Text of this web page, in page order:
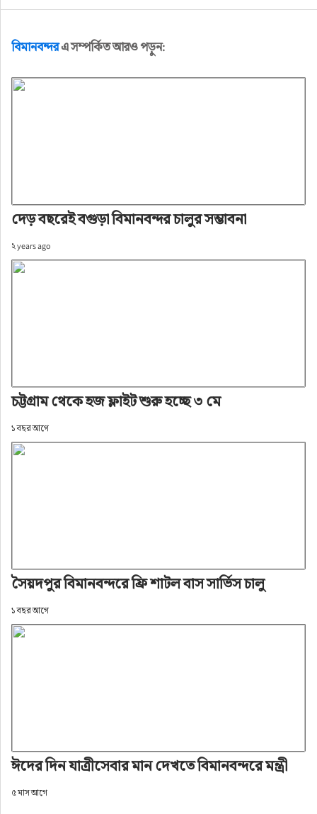
বিমানবন্দরএ সম্পর্কিত আরও পড়ুন:
দেড় বছরেই বগুড়া বিমানবন্দর চালুর সম্ভাবনা
২ years ago
চট্টগ্রাম থেকে হজ ফ্লাইট শুরু হচ্ছে ৩ মে
১ বছর আগে
সৈয়দপুর বিমানবন্দরে ফ্রি শাটল বাস সার্ভিস চালু
১ বছর আগে
ঈদের দিন যাত্রীসেবার মান দেখতে বিমানবন্দরে মন্ত্রী
৫ মাস আগে